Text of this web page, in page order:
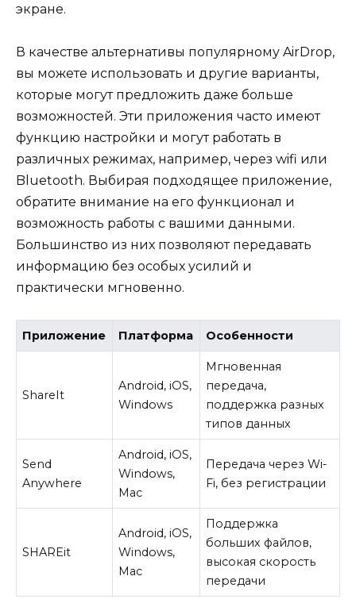
экране.
В качестве альтернативы популярному AirDrop,
вы можете использовать и другие варианты,
которые могут предложить даже больше
возможностей. Эти приложения часто имеют
функцию настройки и могут работать в
различных режимах, например, через wifi или
Bluetooth. Выбирая подходящее приложение,
обратите внимание на его функционал и
возможность работы с вашими данными.
Большинство из них позволяют передавать
информацию без особых усилий и
практически мгновенно.
Приложение Платформа Особенности
ShareIt
Android, iOS,
Windows
Мгновенная
передача,
поддержка разных
типов данных
Send
Anywhere
Android, iOS,
Windows,
Mac
Передача через Wi-
Fi, без регистрации
SHAREit
Android, iOS,
Windows,
Mac
Поддержка
больших файлов,
высокая скорость
передачи